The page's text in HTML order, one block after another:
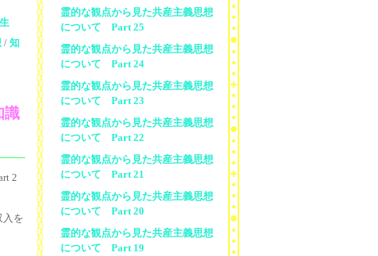
/ 知
識
2
入を
霊的な観点から見た共産主義思想
について Part 25
霊的な観点から見た共産主義思想
について Part 24
霊的な観点から見た共産主義思想
について Part 23
霊的な観点から見た共産主義思想
について Part 22
霊的な観点から見た共産主義思想
について Part 21
霊的な観点から見た共産主義思想
について Part 20
霊的な観点から見た共産主義思想
について Part 19